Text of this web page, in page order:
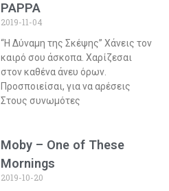
PAPPA
2019-11-04
“Η Δύναμη της Σκέψης” Χάνεις τον
καιρό σου άσκοπα. Χαρίζεσαι
στον καθένα άνευ όρων.
Προσποιείσαι, για να αρέσεις
Στους συνωμότες
Moby – One of These
Mornings
2019-10-20